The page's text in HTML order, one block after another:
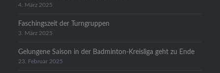
4. März 2025
Faschingszeit der Turngruppen
3. März 2025
Gelungene Saison in der Badminton-Kreisliga geht zu Ende
23. Februar 2025